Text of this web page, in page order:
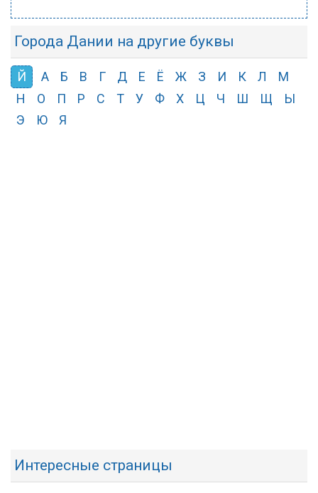
Города Дании на другие буквы
Й А Б В Г Д Е Ё Ж З И К Л
М
Н
О П Р С Т У Ф Х Ц Ч Ш Щ
Ы
Э
Ю Я
Интересные страницы